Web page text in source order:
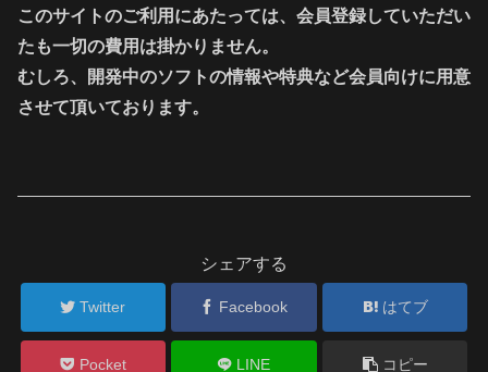
このサイトのご利用にあたっては、会員登録していただい
たも一切の費用は掛かりません。
むしろ、開発中のソフトの情報や特典など会員向けに用意
させて頂いております。
シェアする
Twitter Facebook はてブ
Pocket LINE コピー